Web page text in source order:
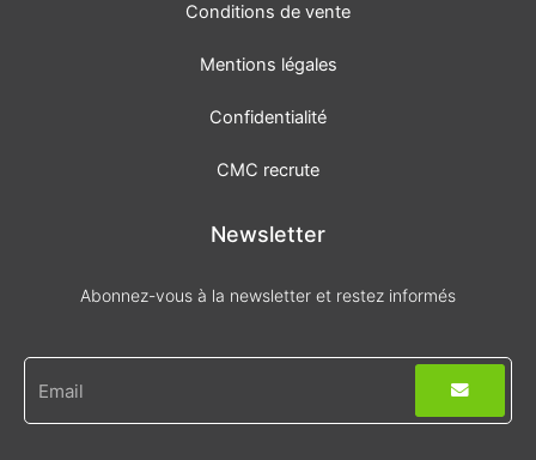
Conditions de vente
Mentions légales
Confidentialité
CMC recrute
Newsletter
Abonnez-vous à la newsletter et restez informés
mail
Envoyer